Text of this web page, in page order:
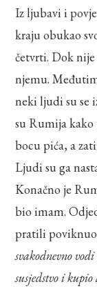
Iz ljubavi i
kraju obukao
četvrti. Dok
njemu.
neki ljudi su se
su Rumija
bocu pića, a
Ljudi su ga
Konačno je
bio imam.
pratili
svakodnevno
susjedstvo i